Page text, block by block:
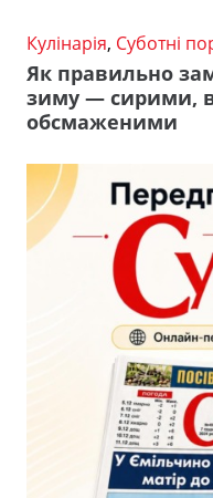
Кулінарія, Суботні
Як правильно
зиму — сирими,
обсмаженими